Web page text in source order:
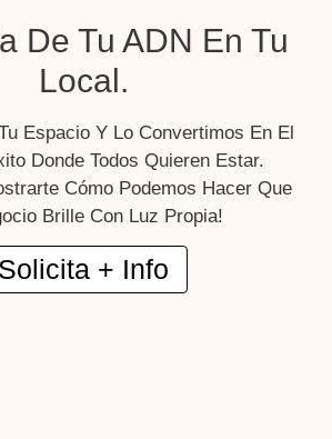
De Tu ADN En Tu
Local.
Espacio Y Lo Convertimos En El
Donde Todos Quieren Estar.
Cómo Podemos Hacer Que
Brille Con Luz Propia!
Solicita + Info